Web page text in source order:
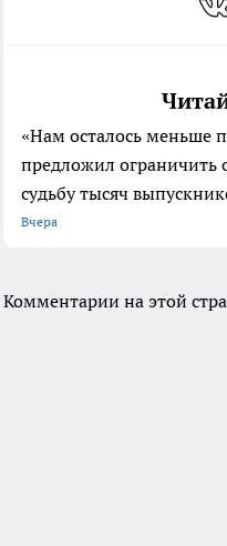
«Нам осталось меньше
предложил
судьбу тысяч
Вчера
Комментарии на этой